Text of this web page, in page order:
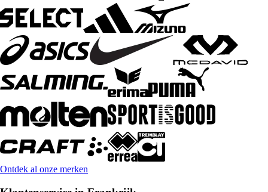
Ontdek al onze merken